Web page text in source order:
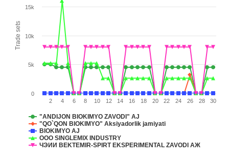
Trade sets
"ANDIJON BIOKIMYO ZAVODI" AJ
"QO`QON BIOKIMYO" Aksiyadorlik jamiyati
BIOKIMYO AJ
ООО SINGLEMIX INDUSTRY
ЧЭИИ BEKTEMIR-SPIRT EKSPERIMENTAL ZAVODI АЖ
2 4 6 8 10 12 14 16 18 20 22 24 26 28 30
0
5k
10k
15k